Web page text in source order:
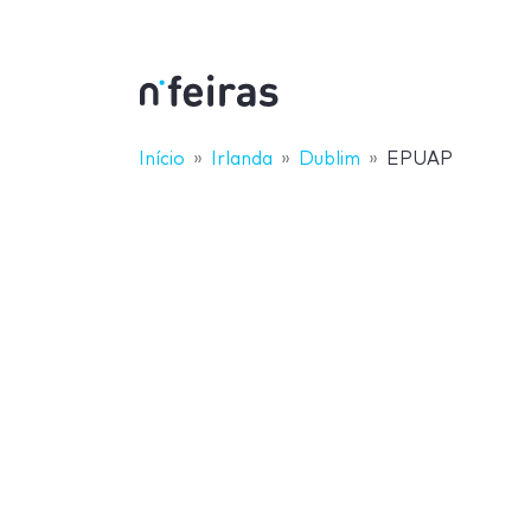
Início Irlanda Dublim EPUAP